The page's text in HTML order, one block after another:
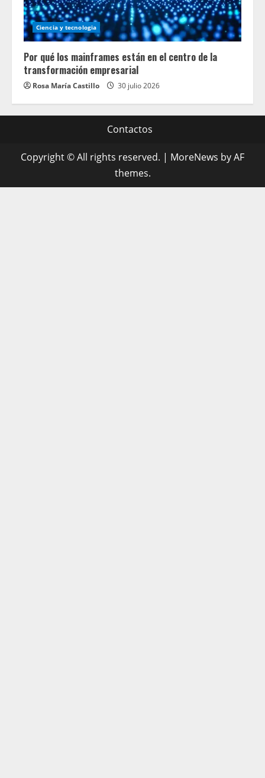
Ciencia y tecnologia
Por qué los mainframes están en el centro de la
transformación empresarial
Rosa María Castillo 30 julio 2026
Contactos
Copyright © All rights reserved. | MoreNews by AF
themes.